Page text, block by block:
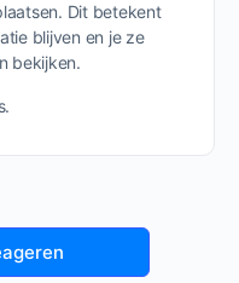
Dit betekent
blijven en je ze
bekijken.